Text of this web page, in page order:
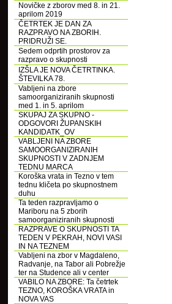
Novičke z zborov med 8. in 21.
aprilom 2019
ČETRTEK JE DAN ZA
RAZPRAVO NA ZBORIH.
PRIDRUŽI SE.
Sedem odprtih prostorov za
razpravo o skupnosti
IZŠLA JE NOVA ČETRTINKA.
ŠTEVILKA 78.
Vabljeni na zbore
samoorganiziranih skupnosti
med 1. in 5. aprilom
SKUPAJ ZA SKUPNO -
ODGOVORI ŽUPANSKIH
KANDIDATK_OV
VABLJENI NA ZBORE
SAMOORGANIZIRANIH
SKUPNOSTI V ZADNJEM
TEDNU MARCA
Koroška vrata in Tezno v tem
tednu kličeta po skupnostnem
duhu
Ta teden razpravljamo o
Mariboru na 5 zborih
samoorganiziranih skupnosti
RAZPRAVE O SKUPNOSTI TA
TEDEN V PEKRAH, NOVI VASI
IN NA TEZNEM
Vabljeni na zbor v Magdaleno,
Radvanje, na Tabor ali Pobrežje
ter na Studence ali v center
VABILO NA ZBORE: Ta četrtek
TEZNO, KOROŠKA VRATA in
NOVA VAS